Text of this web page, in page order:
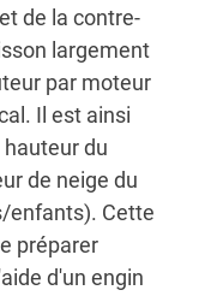
de la contre-
largement
par moteur
Il est ainsi
du
de neige du
enfants). Cette
préparer
d'un engin